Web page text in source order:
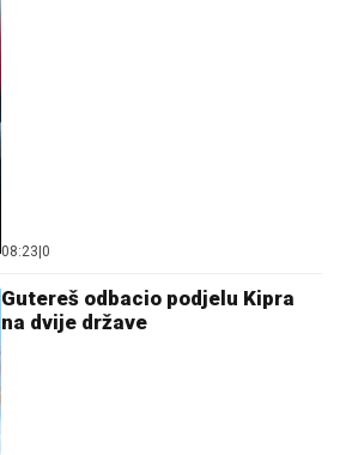
08:23|0
Gutereš odbacio podjelu Kipra
na dvije države